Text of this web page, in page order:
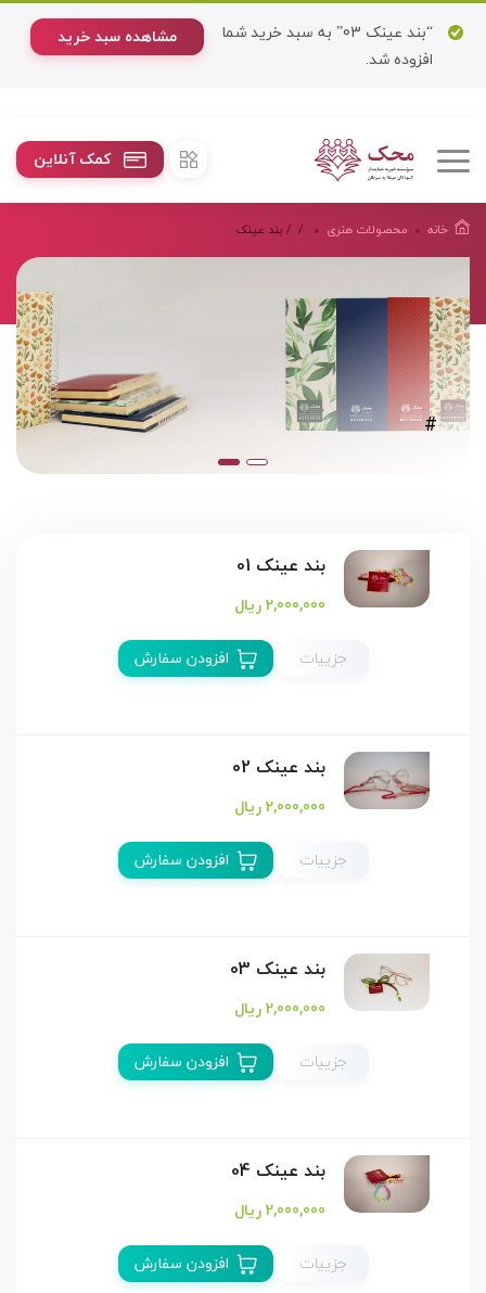
مشاهده سبد خرید
“بند عینک 03” به سبد خرید شما
افزوده شد.
کمک آنلاین
خانه / محصولات هنرى / بند عینک
#
بند عینک 01
2,000,000 ریال
جزییات
افزودن سفارش
بند عینک 02
2,000,000 ریال
جزییات
افزودن سفارش
بند عینک 03
2,000,000 ریال
جزییات
افزودن سفارش
بند عینک 04
2,000,000 ریال
جزییات
افزودن سفارش